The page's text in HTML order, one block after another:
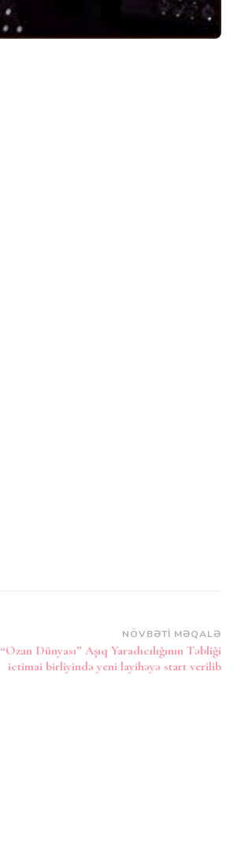
NÖVBƏTI MƏQALƏ
“Ozan Dünyası” Aşıq Yaradıcılığının Təbliği
ictimai birliyində yeni layihəyə start verilib